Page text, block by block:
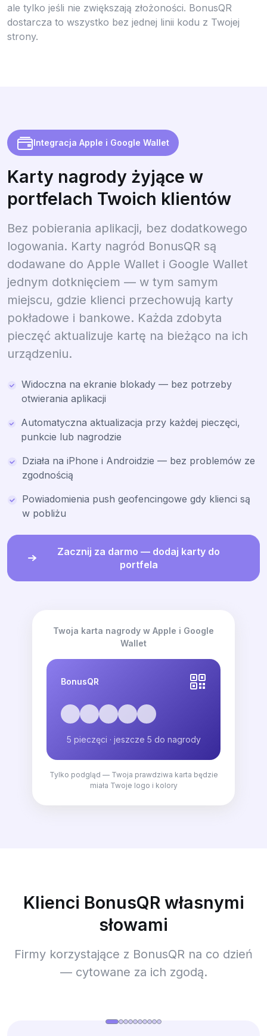
ale tylko jeśli nie zwiększają złożoności. BonusQR
dostarcza to wszystko bez jednej linii kodu z Twojej
strony.
Integracja Apple i Google Wallet
Karty nagrody żyjące w
portfelach Twoich klientów
Bez pobierania aplikacji, bez dodatkowego
logowania. Karty nagród BonusQR są
dodawane do Apple Wallet i Google Wallet
jednym dotknięciem — w tym samym
miejscu, gdzie klienci przechowują karty
pokładowe i bankowe. Każda zdobyta
pieczęć aktualizuje kartę na bieżąco na ich
urządzeniu.
Widoczna na ekranie blokady — bez potrzeby
otwierania aplikacji
Automatyczna aktualizacja przy każdej pieczęci,
punkcie lub nagrodzie
Działa na iPhone i Androidzie — bez problemów ze
zgodnością
Powiadomienia push geofencingowe gdy klienci są
w pobliżu
Zacznij za darmo — dodaj karty do
portfela
Twoja karta nagrody w Apple i Google
Wallet
BonusQR
5 pieczęci · jeszcze 5 do nagrody
Tylko podgląd — Twoja prawdziwa karta będzie
miała Twoje logo i kolory
Klienci BonusQR własnymi
słowami
Firmy korzystające z BonusQR na co dzień
— cytowane za ich zgodą.